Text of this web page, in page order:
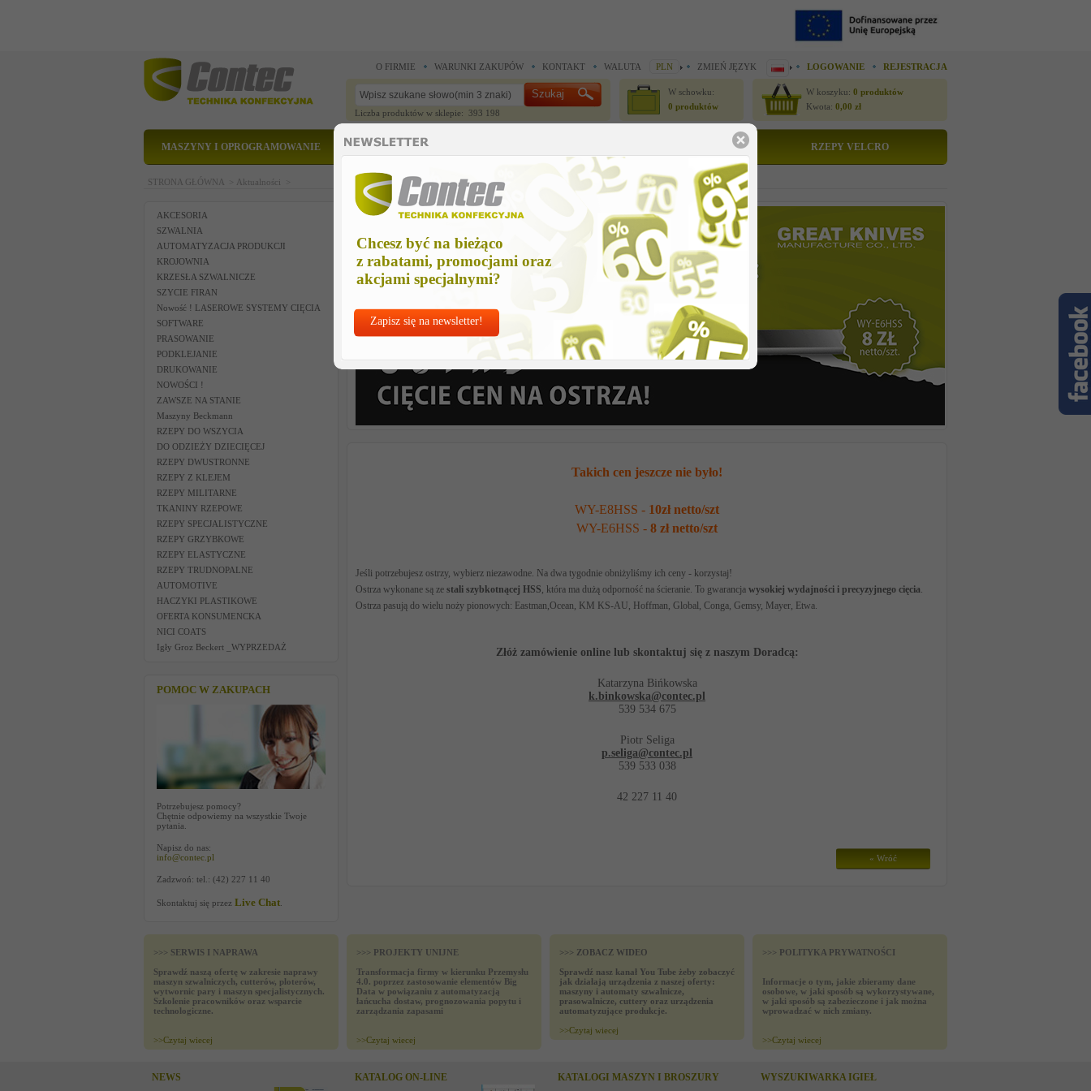
Chcesz być na bieżąco
z rabatami, promocjami oraz
akcjami specjalnymi?
Zapisz się na newsletter!
O FIRMIE WARUNKI ZAKUPÓW KONTAKT WALUTA PLN ZMIEŃ JĘZYK LOGOWANIE REJESTRACJA
Liczba produktów w sklepie: 393 198
W schowku:
0 produktów
W koszyku: 0 produktów
Kwota: 0,00 zł
MASZYNY I OPROGRAMOWANIE CZĘŚCI ZAMIENNE RZEPY VELCRO
STRONA GŁÓWNA > Aktualności >
AKCESORIA
SZWALNIA
AUTOMATYZACJA PRODUKCJI
KROJOWNIA
KRZESŁA SZWALNICZE
SZYCIE FIRAN
Nowość ! LASEROWE SYSTEMY CIĘCIA
SOFTWARE
PRASOWANIE
PODKLEJANIE
DRUKOWANIE
NOWOŚCI !
ZAWSZE NA STANIE
Maszyny Beckmann
RZEPY DO WSZYCIA
DO ODZIEŻY DZIECIĘCEJ
RZEPY DWUSTRONNE
RZEPY Z KLEJEM
RZEPY MILITARNE
TKANINY RZEPOWE
RZEPY SPECJALISTYCZNE
RZEPY GRZYBKOWE
RZEPY ELASTYCZNE
RZEPY TRUDNOPALNE
AUTOMOTIVE
HACZYKI PLASTIKOWE
OFERTA KONSUMENCKA
NICI COATS
Igły Groz Beckert _WYPRZEDAŻ
POMOC W ZAKUPACH
Potrzebujesz pomocy?
Chętnie odpowiemy na wszystkie Twoje
pytania.
Napisz do nas:
info@contec.pl
Zadzwoń: tel.: (42) 227 11 40
Skontaktuj się przez Live Chat
Takich cen jeszcze nie było!
WY-E8HSS - 10zł netto/szt
WY-E6HSS - 8 zł netto/szt
Jeśli potrzebujesz ostrzy, wybierz niezawodne. Na dwa tygodnie obniżyliśmy ich ceny - korzystaj!
Ostrza wykonane są ze stali szybkotnącej HSS, która ma dużą odporność na ścieranie. To gwarancja wysokiej wydajności i precyzyjnego cięcia.
Ostrza pasują do wielu noży pionowych: Eastman,Ocean, KM KS-AU, Hoffman, Global, Conga, Gemsy, Mayer, Etwa.
Złóż zamówienie online lub skontaktuj się z naszym Doradcą:
Katarzyna Bińkowska
k.binkowska@contec.pl
539 534 675
Piotr Seliga
p.seliga@contec.pl
539 533 038
42 227 11 40
« Wróć
>>> SERWIS I NAPRAWA
Sprawdź naszą ofertę w zakresie naprawy
maszyn szwalniczych, cutterów, ploterów,
wytwornic pary i maszyn specjalistycznych.
Szkolenie pracowników oraz wsparcie
technologiczne.
>>Czytaj wiecej
>>> PROJEKTY UNIJNE
Transformacja firmy w kierunku Przemysłu
4.0. poprzez zastosowanie elementów Big
Data w powiązaniu z automatyzacją
łańcucha dostaw, prognozowania popytu i
zarządzania zapasami
>>Czytaj wiecej
>>> ZOBACZ WIDEO
Sprawdź nasz kanał You Tube żeby zobaczyć
jak działają urządzenia z naszej oferty:
maszyny i automaty szwalnicze,
prasowalnicze, cuttery oraz urządzenia
automatyzujące produkcje.
>>Czytaj wiecej
>>> POLITYKA PRYWATNOŚCI
Informacje o tym, jakie zbieramy dane
osobowe, w jaki sposób są wykorzystywane,
w jaki sposób są zabezieczone i jak można
wprowadzać w nich zmiany.
>>Czytaj wiecej
NEWS KATALOG ON-LINE KATALOGI MASZYN I BROSZURY WYSZUKIWARKA IGIEŁ